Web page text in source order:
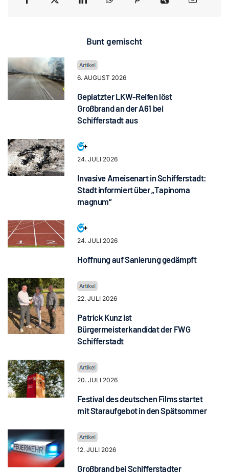
Bunt gemischt
6. AUGUST 2026
Geplatzter LKW-Reifen löst
Großbrand an der A61 bei
Schifferstadt aus
24. JULI 2026
Invasive Ameisenart in Schifferstadt:
Stadt informiert über „Tapinoma
magnum“
24. JULI 2026
Hoffnung auf Sanierung gedämpft
22. JULI 2026
Patrick Kunz ist
Bürgermeisterkandidat der FWG
Schifferstadt
20. JULI 2026
Festival des deutschen Films startet
mit Staraufgebot in den Spätsommer
12. JULI 2026
Großbrand bei Schifferstadter